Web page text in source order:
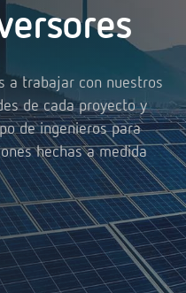
a trabajar con nuestros
de cada proyecto y
de ingenieros para
hechas a medida